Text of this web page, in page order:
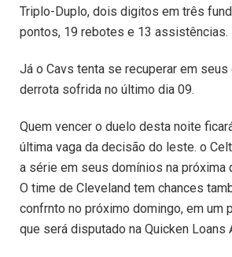
Triplo-Duplo, dois digitos em três
pontos, 19 rebotes e 13 assistências.
Já o Cavs tenta se recuperar em
derrota sofrida no último dia 09.
Quem vencer o duelo desta noite
última vaga da decisão do leste. o
a série em seus domínios na próxima
O time de Cleveland tem chances
confrnto no próximo domingo, em um
que será disputado na Quicken Loans